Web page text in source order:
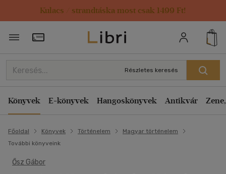
Kulacs / strandtáska most csak 1499 Ft!
Törzsvásárlói Kártya adatai
Részletes keresés
Könyvek E-könyvek Hangoskönyvek Antikvár
Főoldal Könyvek Történelem
Magyar történelem
További könyveink
Ősz Gábor